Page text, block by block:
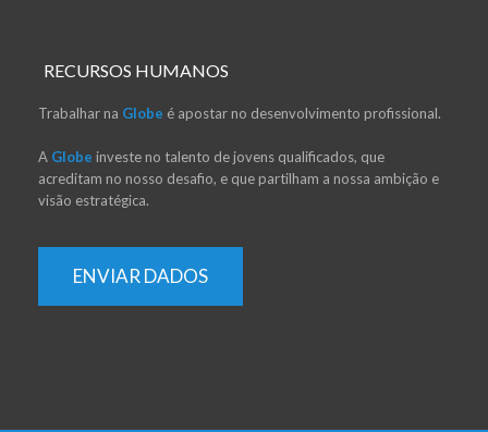
RECURSOS HUMANOS
Trabalhar na Globe é apostar no desenvolvimento profissional.
A Globe investe no talento de jovens qualificados, que
acreditam no nosso desafio, e que partilham a nossa ambição e
visão estratégica.
ENVIAR DADOS